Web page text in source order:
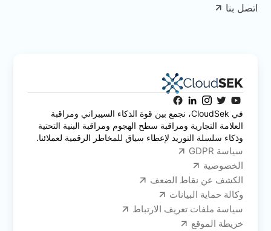
اتصل بنا
في CloudSek، نجمع بين قوة الذكاء السيبراني ومراقبة
العلامة التجارية ومراقبة سطح الهجوم ومراقبة البنية التحتية
وذكاء سلسلة التوريد لإعطاء سياق للمخاطر الرقمية لعملائنا.
سياسة GDPR
الخصوصية
الكشف عن نقاط الضعف
وكالة حماية البيانات
سياسة ملفات تعريف الارتباط
خريطة الموقع